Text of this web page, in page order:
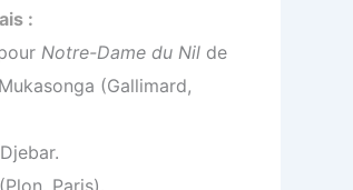
:
Notre-Dame du Nil de
(Gallimard,